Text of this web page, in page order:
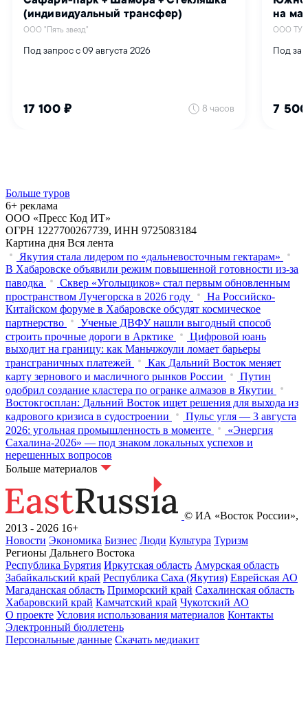
Больше туров
6+ реклама
ООО «Пресс Код ИТ»
ОГРН 1227700267739, ИНН 9725083184
Картина дня Вся лента
Якутия стала лидером по «дальневосточным гектарам»
В Хабаровске объявили режим повышенной готовности из‑за
паводка
Сквер «Угольщиков» стал первым обновленным
пространством Лучегорска в 2026 году
На Российско-
Китайском форуме в Хабаровске обсудят космическое
партнерство
Ученые ДВФУ нашли выгодный способ
строить прочные дороги в Арктике
Цифровой юань
выходит на границу: как Маньчжоули ломает барьеры
трансграничных платежей
Как Дальний Восток меняет
карту зернового и масличного рынков России
Путин
одобрил создание кластера по огранке алмазов в Якутии
Востокгосплан: Дальний Восток ищет решения для выхода из
кадрового кризиса в судостроении
Пульс угля — 3 августа
2026: угольная промышленность в моменте
«Энергия
Сахалина-2026» — под знаком локальных успехов и
нерешенных вопросов
Больше материалов
© ИА «Восток России»,
2013 - 2026 16+
Новости Экономика Бизнес Люди Культура Туризм
Регионы Дальнего Востока
Республика Бурятия Иркутская область Амурская область
Забайкальский край Республика Саха (Якутия) Еврейская АО
Магаданская область Приморский край Сахалинская область
Хабаровский край Камчатский край Чукотский АО
О проекте Условия использования материалов Контакты
Электронный бюллетень
Персональные данные Скачать медиакит